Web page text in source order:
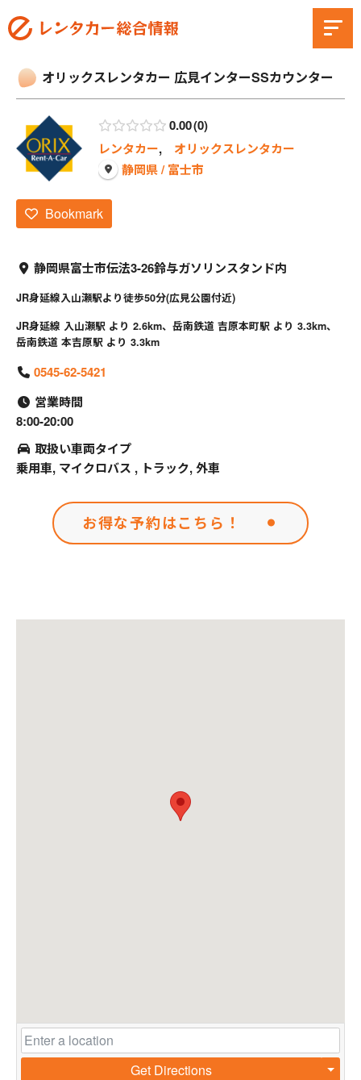
オリックスレンタカー 広見インターSSカウンター
0.00 0
レンタカー, オリックスレンタカー
静岡県 / 富士市
Bookmark
静岡県富士市伝法3-26鈴与ガソリンスタンド内
JR身延線入山瀬駅より徒歩50分(広見公園付近)
JR身延線 入山瀬駅 より 2.6km、岳南鉄道 吉原本町駅 より 3.3km、
岳南鉄道 本吉原駅 より 3.3km
0545-62-5421
営業時間
8:00-20:00
取扱い車両タイプ
乗用車, マイクロバス , トラック, 外車
お得な予約はこちら！
Get Directions